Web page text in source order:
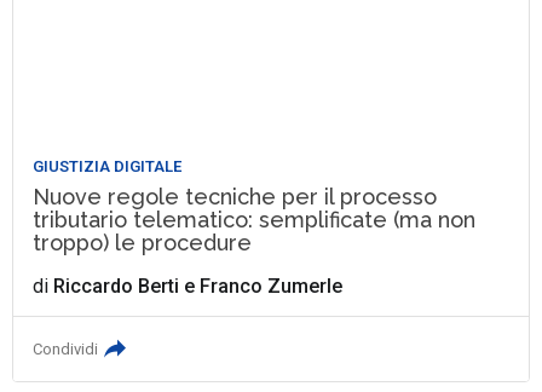
GIUSTIZIA DIGITALE
Nuove regole tecniche per il processo
tributario telematico: semplificate (ma non
troppo) le procedure
di Riccardo Berti e Franco Zumerle
Condividi